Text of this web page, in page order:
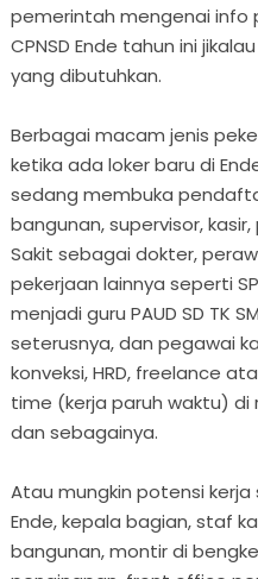
pemerintah mengenai info
CPNSD Ende tahun ini
yang dibutuhkan.
Berbagai macam jenis
ketika ada loker baru di
sedang membuka
bangunan, supervisor,
Sakit sebagai dokter,
pekerjaan lainnya seperti
menjadi guru PAUD SD TK
seterusnya, dan pegawai
konveksi, HRD, freelance
time (kerja paruh waktu) di
dan sebagainya.
Atau mungkin potensi
Ende, kepala bagian, staf
bangunan, montir di